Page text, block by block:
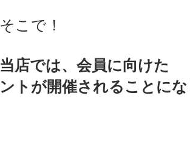
そこで！
当店では、会員に向けた
ントが開催されることに